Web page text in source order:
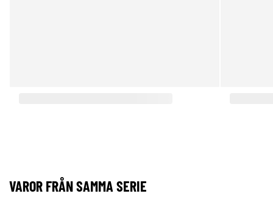
VAROR FRÅN SAMMA SERIE